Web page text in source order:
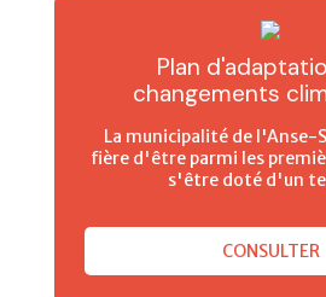
Plan
changements
La municipalité de l'Anse-
fière d'être parmi les
s'être doté d'un
CONSULTER